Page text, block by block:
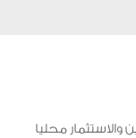
والاستثمار محليا